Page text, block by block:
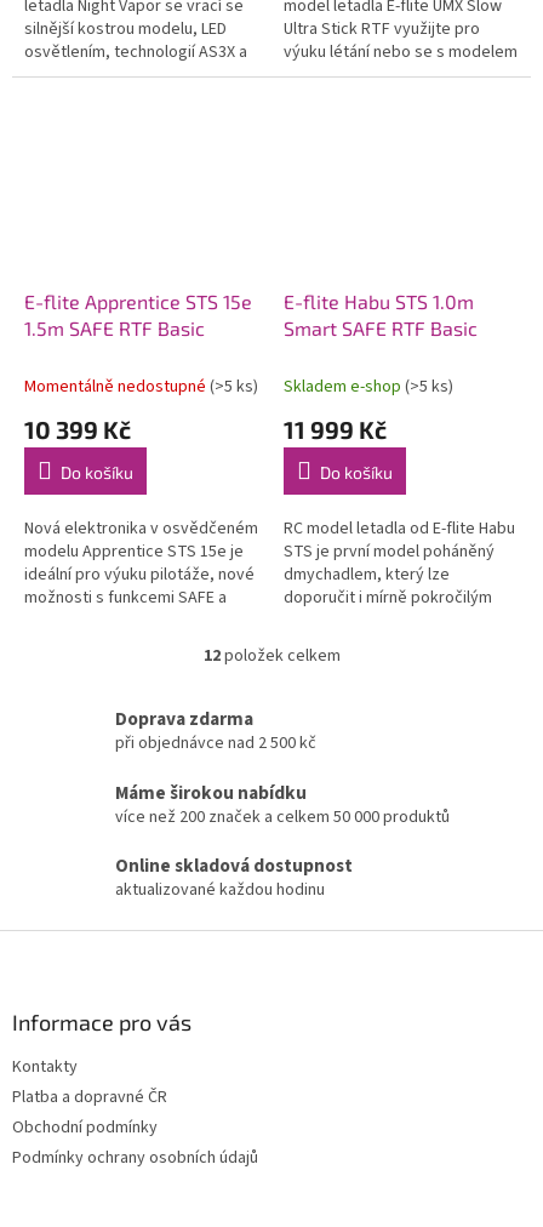
letadla Night Vapor se vrací se
silnější kostrou modelu, LED
osvětlením, technologií AS3X a
stabilizací SAFE Select. Užívejte
model letadla E-flite UMX Slow
Ultra Stick RTF využijte pro
výuku létání nebo se s modelem
skvěle bavit na malém prostoru
E-flite Apprentice STS 15e
1.5m SAFE RTF Basic
Momentálně nedostupné (>5 ks)
10 399 Kč
Do košíku
Nová elektronika v osvědčeném
modelu Apprentice STS 15e je
ideální pro výuku pilotáže, nové
možnosti s funkcemi SAFE a
funkce SAFE+ ( AutoLand a...
E-flite Habu STS 1.0m
Smart SAFE RTF Basic
Skladem e-shop (>5 ks)
11 999 Kč
Do košíku
RC model letadla od E-flite Habu
STS je první model poháněný
dmychadlem, který lze
doporučit i mírně pokročilým
vlastnosti. Balení obsahuje
vysílače...
O
á
a
c
í
r
v
12položek celkem
Doprava zdarma
při objednávce nad 2 500 kč
Máme širokou nabídku
více než 200 značek a celkem 50 000 produktů
Online skladová dostupnost
aktualizované každou hodinu
Informace pro vás
Kontakty
Platba a dopravné ČR
Obchodní podmínky
Podmínky ochrany osobních údajů